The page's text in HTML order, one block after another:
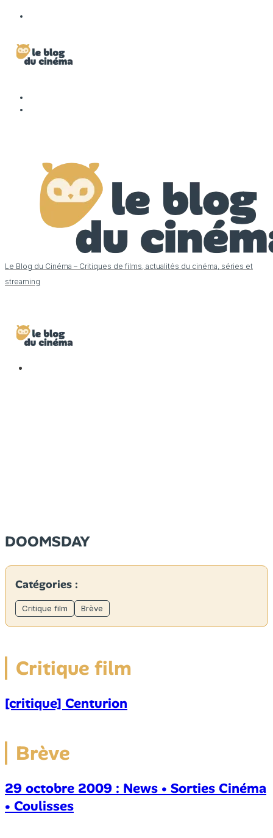
Le Blog du Cinéma – Critiques de films, actualités du cinéma, séries et
streaming
DOOMSDAY
Catégories :
Critique film Brève
Critique film
[critique] Centurion
Brève
29 octobre 2009 : News • Sorties Cinéma
• Coulisses